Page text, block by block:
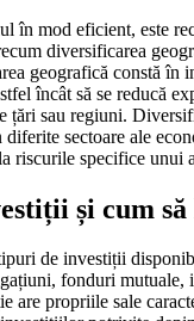
în mod eficient, este
diversificarea
geografică constă în
încât să se reducă
țări sau regiuni.
sectoare ale
riscurile specifice unui
și cum să
de investiții
fonduri mutuale,
are propriile sale